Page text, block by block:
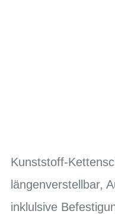
Kunststoff-
längenverstellbar,
inklulsive